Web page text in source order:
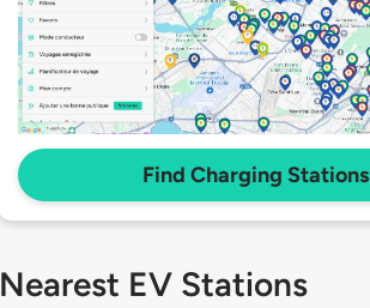
Find Charging Stations
Nearest EV Stations